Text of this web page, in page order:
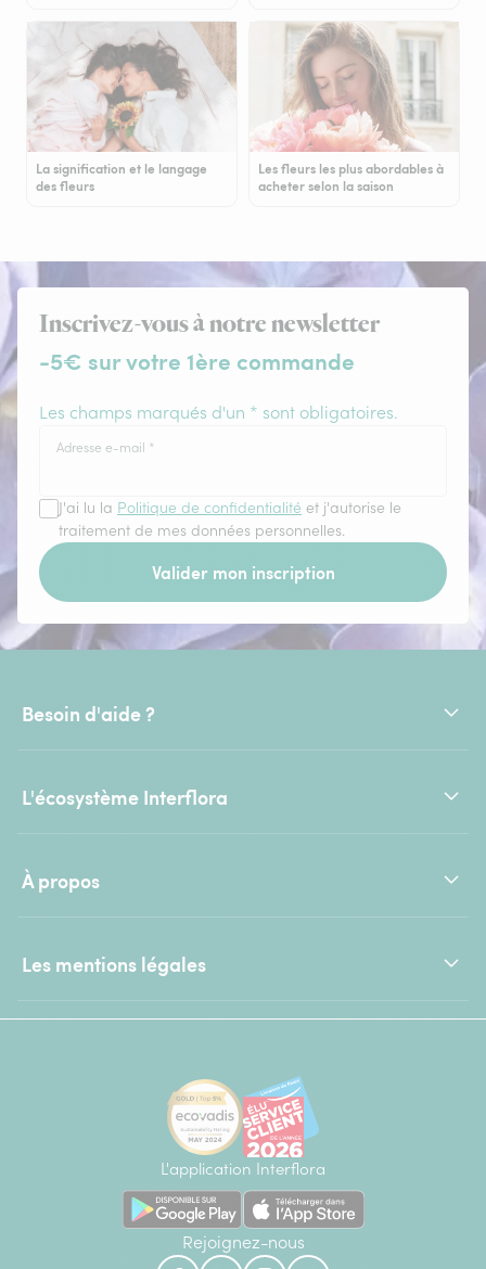
La signification et le langage
des fleurs
Les fleurs les plus abordables à
acheter selon la saison
Inscrivez-vous à notre newsletter
-5€ sur votre 1ère commande
Les champs marqués d'un * sont obligatoires.
Adresse e-mail *
J'ai lu la Politique de confidentialité et j'autorise le
traitement de mes données personnelles.
Valider mon inscription
Besoin d'aide ?
L'écosystème Interflora
À propos
Les mentions légales
L'application Interflora
Rejoignez-nous